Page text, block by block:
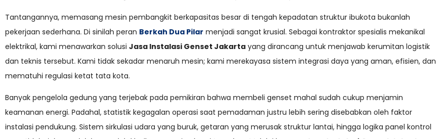
Tantangannya, memasang mesin pembangkit berkapasitas besar di tengah kepadatan struktur ibukota bukanlah
pekerjaan sederhana. Di sinilah peran Berkah Dua Pilar menjadi sangat krusial. Sebagai kontraktor spesialis mekanikal
elektrikal, kami menawarkan solusi Jasa Instalasi Genset Jakarta yang dirancang untuk menjawab kerumitan logistik
dan teknis tersebut. Kami tidak sekadar menaruh mesin; kami merekayasa sistem integrasi daya yang aman, efisien, dan
mematuhi regulasi ketat tata kota.
Banyak pengelola gedung yang terjebak pada pemikiran bahwa membeli genset mahal sudah cukup menjamin
keamanan energi. Padahal, statistik kegagalan operasi saat pemadaman justru lebih sering disebabkan oleh faktor
instalasi pendukung. Sistem sirkulasi udara yang buruk, getaran yang merusak struktur lantai, hingga logika panel kontrol